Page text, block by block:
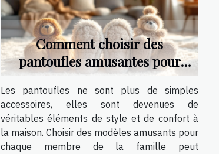
Comment choisir des
pantoufles amusantes pour
chaque membre de la famille ?
Les pantoufles ne sont plus de simples
accessoires, elles sont devenues de
véritables éléments de style et de confort à
la maison. Choisir des modèles amusants pour
chaque membre de la famille peut